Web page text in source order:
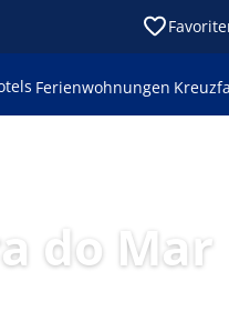
Ferienwohnungen
do Mar